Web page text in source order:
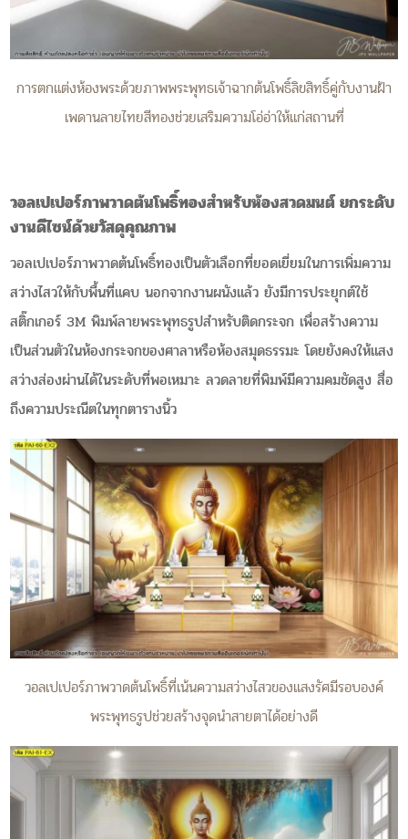
การตกแต่งห้องพระด้วยภาพพระพุทธเจ้าฉากต้นโพธิ์ลิขสิทธิ์คู่กับงานฝ้า
เพดานลายไทยสีทองช่วยเสริมความโอ่อ่าให้แก่สถานที่
วอลเปเปอร์ภาพวาดต้นโพธิ์ทองสำหรับห้องสวดมนต์ ยกระดับ
งานดีไซน์ด้วยวัสดุคุณภาพ
วอลเปเปอร์ภาพวาดต้นโพธิ์ทองเป็นตัวเลือกที่ยอดเยี่ยมในการเพิ่มความ
สว่างไสวให้กับพื้นที่แคบ นอกจากงานผนังแล้ว ยังมีการประยุกต์ใช้
สติ๊กเกอร์ 3M พิมพ์ลายพระพุทธรูปสำหรับติดกระจก เพื่อสร้างความ
เป็นส่วนตัวในห้องกระจกของศาลาหรือห้องสมุดธรรมะ โดยยังคงให้แสง
สว่างส่องผ่านได้ในระดับที่พอเหมาะ ลวดลายที่พิมพ์มีความคมชัดสูง สื่อ
ถึงความประณีตในทุกตารางนิ้ว
วอลเปเปอร์ภาพวาดต้นโพธิ์ที่เน้นความสว่างไสวของแสงรัศมีรอบองค์
พระพุทธรูปช่วยสร้างจุดนำสายตาได้อย่างดี